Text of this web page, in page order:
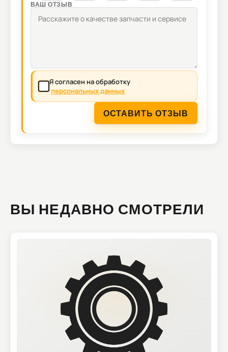
ВАШ ОТЗЫВ
Я согласен на обработку
персональных данных
ОСТАВИТЬ ОТЗЫВ
ВЫ НЕДАВНО СМОТРЕЛИ